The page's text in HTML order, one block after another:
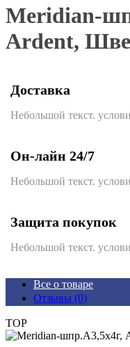
Meridian-
Ardent,
Доставка
Небольшой текст.
Он-лайн 24/7
Небольшой текст.
Защита покупок
Небольшой текст.
Все о товаре
Отзывы (0)
TOP